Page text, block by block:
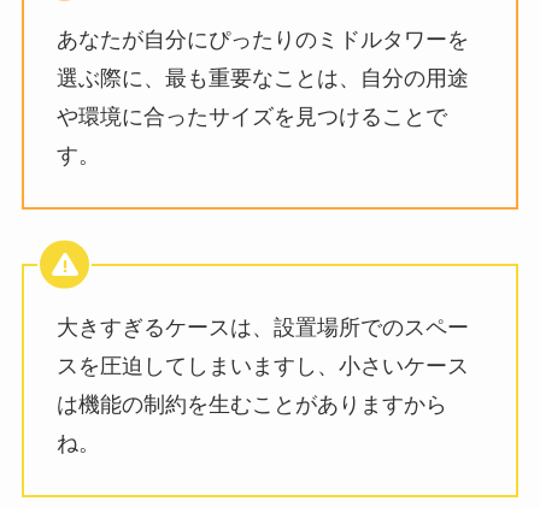
あなたが自分にぴったりのミドルタワーを
選ぶ際に、最も重要なことは、自分の用途
や環境に合ったサイズを見つけることで
す。
大きすぎるケースは、設置場所でのスペー
スを圧迫してしまいますし、小さいケース
は機能の制約を生むことがありますから
ね。